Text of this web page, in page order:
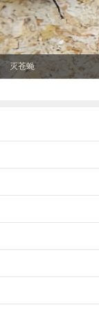
灭苍蝇